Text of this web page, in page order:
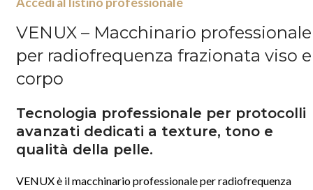
VENUX – Macchinario professionale
per radiofrequenza frazionata viso e
corpo
Tecnologia professionale per protocolli
avanzati dedicati a texture, tono e
qualità della pelle.
VENUX è il macchinario professionale per radiofrequenza